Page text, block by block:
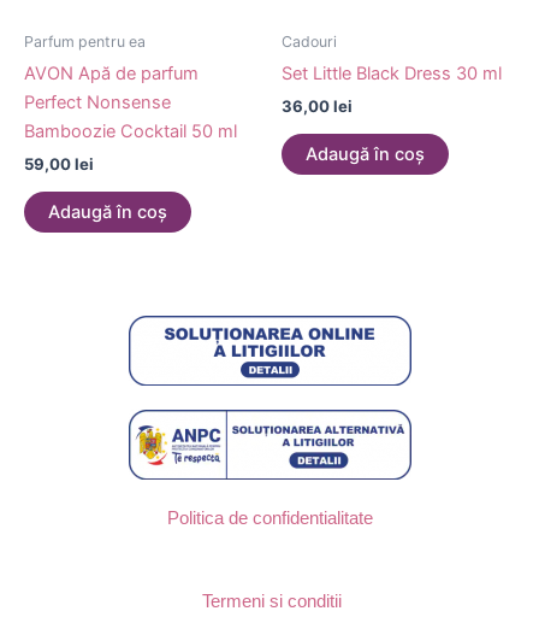
Parfum pentru ea
AVON Apă de parfum
Perfect Nonsense
Bamboozie Cocktail 50 ml
59,00lei
Adaugă în coș
Cadouri
Set Little Black Dress 30 ml
36,00lei
Adaugă în coș
Politica de confidentialitate
Termeni si conditii